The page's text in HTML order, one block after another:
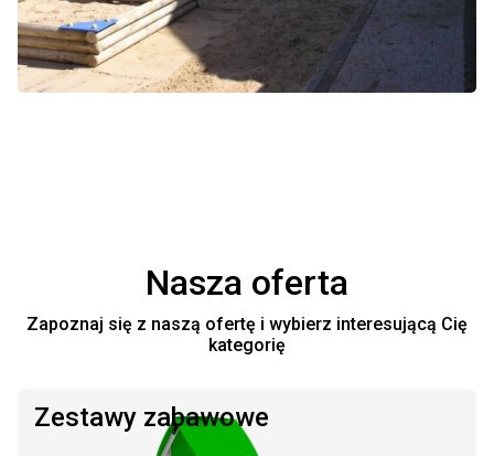
Nasza oferta
Zapoznaj się z naszą ofertę i wybierz interesującą Cię
kategorię
Zestawy zabawowe